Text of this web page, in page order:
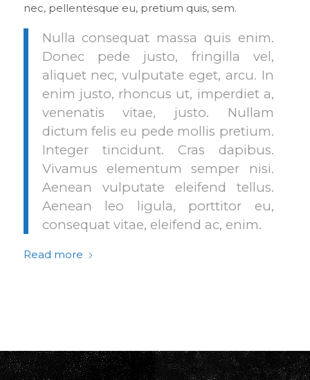
nec, pellentesque eu, pretium quis, sem.
Nulla consequat massa quis enim.
Donec pede justo, fringilla vel,
aliquet nec, vulputate eget, arcu. In
enim justo, rhoncus ut, imperdiet a,
venenatis vitae, justo. Nullam
dictum felis eu pede mollis pretium.
Integer tincidunt. Cras dapibus.
Vivamus elementum semper nisi.
Aenean vulputate eleifend tellus.
Aenean leo ligula, porttitor eu,
consequat vitae, eleifend ac, enim.
Read more